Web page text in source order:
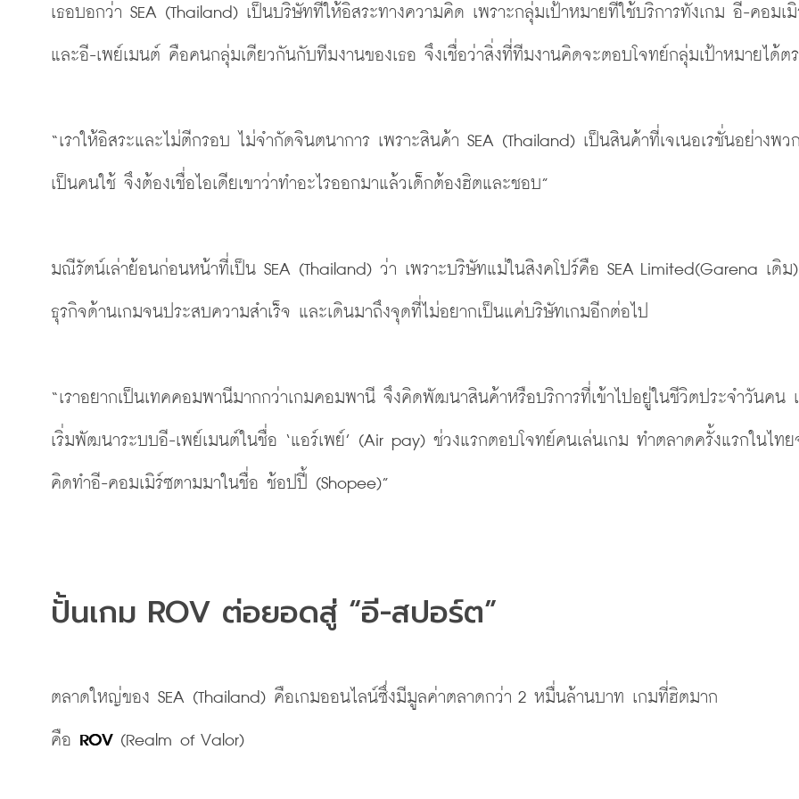
เธอบอกว่า SEA (Thailand) เป็นบริษัทที่ให้อิสระทางความคิด เพราะกลุ่มเป้าหมายที่ใช้บริการทั้งเกม อี-คอมเ
และอี-เพย์เมนต์ คือคนกลุ่มเดียวกันกับทีมงานของเธอ จึงเชื่อว่าสิ่งที่ทีมงานคิดจะตอบโจทย์กลุ่มเป้าหมายได้ต
“เราให้อิสระและไม่ตีกรอบ ไม่จำกัดจินตนาการ เพราะสินค้า SEA (Thailand) เป็นสินค้าที่เจเนอเรชั่นอย่างพว
เป็นคนใช้ จึงต้องเชื่อไอเดียเขาว่าทำอะไรออกมาแล้วเด็กต้องฮิตและชอบ”
มณีรัตน์เล่าย้อนก่อนหน้าที่เป็น SEA (Thailand) ว่า เพราะบริษัทแม่ในสิงคโปร์คือ SEA Limited(Garena เดิม
ธุรกิจด้านเกมจนประสบความสำเร็จ และเดินมาถึงจุดที่ไม่อยากเป็นแค่บริษัทเกมอีกต่อไป
“เราอยากเป็นเทคคอมพานีมากกว่าเกมคอมพานี จึงคิดพัฒนาสินค้าหรือบริการที่เข้าไปอยู่ในชีวิตประจำวันคน
เริ่มพัฒนาระบบอี-เพย์เมนต์ในชื่อ ‘แอร์เพย์’ (Air pay) ช่วงแรกตอบโจทย์คนเล่นเกม ทำตลาดครั้งแรกในไท
คิดทำอี-คอมเมิร์ซตามมาในชื่อ ช้อปปี้ (Shopee)”
ปั้นเกม ROV ต่อยอดสู่ “อี-สปอร์ต”
ตลาดใหญ่ของ SEA (Thailand) คือเกมออนไลน์ซึ่งมีมูลค่าตลาดกว่า 2 หมื่นล้านบาท เกมที่ฮิตมาก
คือ ROV (Realm of Valor)